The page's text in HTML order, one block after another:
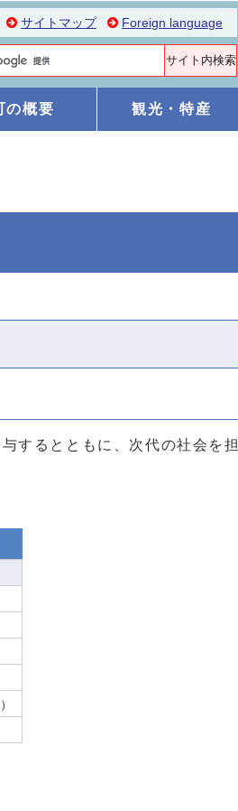
サイトマップ Foreign language
の概要 観光・特産
するとともに、次代の社会を担